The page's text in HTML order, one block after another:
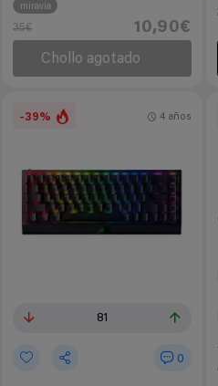
miravia
35€ 10,90€
Chollo agotado
-39%
81
0
4 años